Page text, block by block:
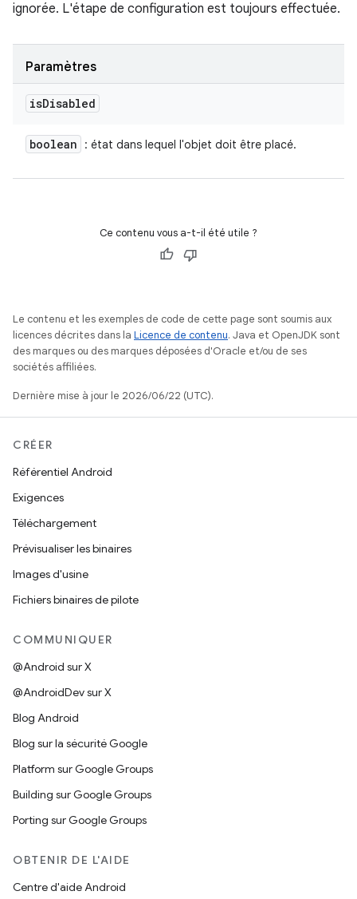
ignorée. L'étape de configuration est toujours effectuée.
Paramètres
isDisabled
boolean : état dans lequel l'objet doit être placé.
Ce contenu vous a-t-il été utile ?
Le contenu et les exemples de code de cette page sont soumis aux
licences décrites dans la Licence de contenu. Java et OpenJDK sont
des marques ou des marques déposées d'Oracle et/ou de ses
sociétés affiliées.
Dernière mise à jour le 2026/06/22 (UTC).
CRÉER
Référentiel Android
Exigences
Téléchargement
Prévisualiser les binaires
Images d'usine
Fichiers binaires de pilote
COMMUNIQUER
@Android sur X
@AndroidDev sur X
Blog Android
Blog sur la sécurité Google
Platform sur Google Groups
Building sur Google Groups
Porting sur Google Groups
OBTENIR DE L'AIDE
Centre d'aide Android